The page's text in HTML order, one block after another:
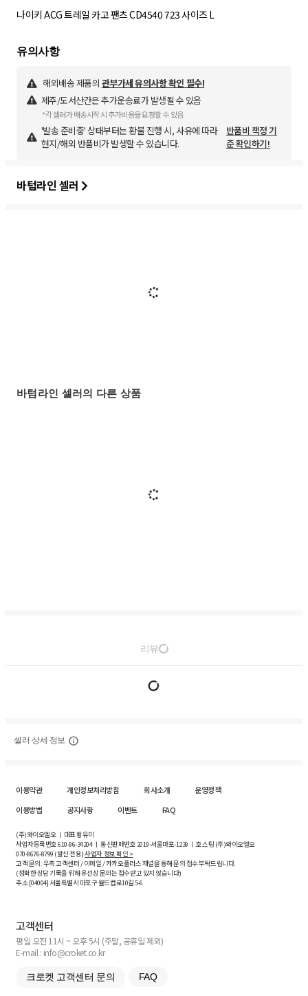
나이키 ACG 트레일 카고 팬츠 CD4540 723 사이즈 L
유의사항
해외배송 제품의 관부가세 유의사항 확인 필수!
제주/도서산간은 추가운송료가 발생될 수 있음
*각 셀러가 배송시작 시 추가비용을 요청할 수 있음
'발송 준비중' 상태부터는 환불 진행 시, 사유에 따라
현지/해외 반품비가 발생할 수 있습니다.
반품비 책정 기
준 확인하기!
바텀라인 셀러
바텀라인 셀러의 다른 상품
리뷰
셀러 상세 정보
이용약관 개인정보처리방침 회사소개
운영정책
이용방법
공지사항 이벤트 FAQ
(주)와이오엘오 ㅣ 대표 황유미
사업자등록번호610-86-34204ㅣ 통신판매번호 2019-서울마포-1239 ㅣ 호스팅 (주)와이오엘오
070-8676-8799 (발신 전용)사업자 정보 확인 >
고객 문의: 우측 고객센터 / 이메일 / 카카오플러스 채널을 통해 문의 접수 부탁드립니다.
(정확한 상담 기록을 위해 유선상 문의는 접수받고 있지 않습니다)
주소 [04004] 서울특별시 마포구 월드컵로10길5-6
고객센터
평일 오전 11시 ~ 오후 5시 (주말, 공휴일 제외)
E-mail : info@croket.co.kr
크로켓 고객센터 문의 FAQ